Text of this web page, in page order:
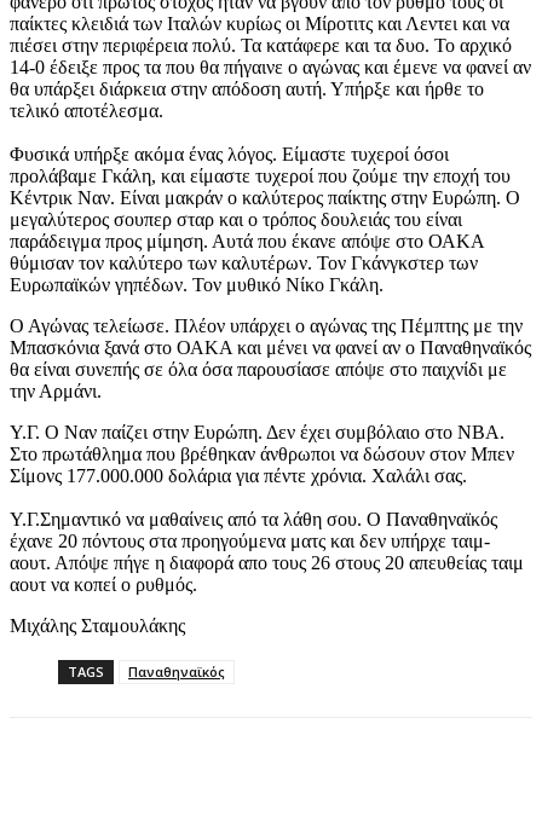
παίκτες κλειδιά των Ιταλών κυρίως οι Μίροτιτς και Λεντει και να
πιέσει στην περιφέρεια πολύ. Τα κατάφερε και τα δυο. Το αρχικό
14-0 έδειξε προς τα που θα πήγαινε ο αγώνας και έμενε να φανεί αν
θα υπάρξει διάρκεια στην απόδοση αυτή. Υπήρξε και ήρθε το
τελικό αποτέλεσμα.
Φυσικά υπήρξε ακόμα ένας λόγος. Είμαστε τυχεροί όσοι
προλάβαμε Γκάλη, και είμαστε τυχεροί που ζούμε την εποχή του
Κέντρικ Ναν. Είναι μακράν ο καλύτερος παίκτης στην Ευρώπη. Ο
μεγαλύτερος σουπερ σταρ και ο τρόπος δουλειάς του είναι
παράδειγμα προς μίμηση. Αυτά που έκανε απόψε στο ΟΑΚΑ
θύμισαν τον καλύτερο των καλυτέρων. Τον Γκάνγκστερ των
Ευρωπαϊκών γηπέδων. Τον μυθικό Νίκο Γκάλη.
Ο Αγώνας τελείωσε. Πλέον υπάρχει ο αγώνας της Πέμπτης με την
Μπασκόνια ξανά στο ΟΑΚΑ και μένει να φανεί αν ο Παναθηναϊκός
θα είναι συνεπής σε όλα όσα παρουσίασε απόψε στο παιχνίδι με
την Αρμάνι.
Υ.Γ. Ο Ναν παίζει στην Ευρώπη. Δεν έχει συμβόλαιο στο ΝΒΑ.
Στο πρωτάθλημα που βρέθηκαν άνθρωποι να δώσουν στον Μπεν
Σίμονς 177.000.000 δολάρια για πέντε χρόνια. Χαλάλι σας.
Υ.Γ.Σημαντικό να μαθαίνεις από τα λάθη σου. Ο Παναθηναϊκός
έχανε 20 πόντους στα προηγούμενα ματς και δεν υπήρχε ταιμ-
αουτ. Απόψε πήγε η διαφορά απο τους 26 στους 20 απευθείας ταιμ
αουτ να κοπεί ο ρυθμός.
Μιχάλης Σταμουλάκης
TAGS Παναθηναϊκός